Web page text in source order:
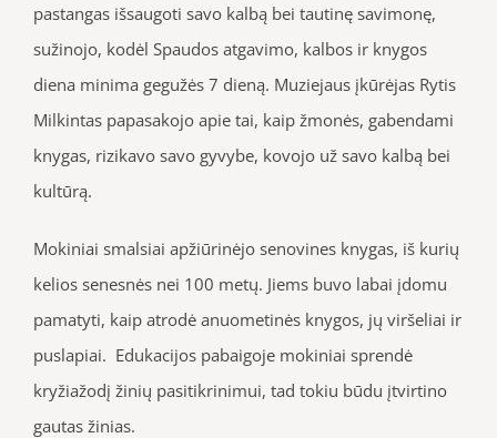
pastangas išsaugoti savo kalbą bei tautinę savimonę,
sužinojo, kodėl Spaudos atgavimo, kalbos ir knygos
diena minima gegužės 7 dieną. Muziejaus įkūrėjas Rytis
Milkintas papasakojo apie tai, kaip žmonės, gabendami
knygas, rizikavo savo gyvybe, kovojo už savo kalbą bei
kultūrą.
Mokiniai smalsiai apžiūrinėjo senovines knygas, iš kurių
kelios senesnės nei 100 metų. Jiems buvo labai įdomu
pamatyti, kaip atrodė anuometinės knygos, jų viršeliai ir
puslapiai. Edukacijos pabaigoje mokiniai sprendė
kryžiažodį žinių pasitikrinimui, tad tokiu būdu įtvirtino
gautas žinias.